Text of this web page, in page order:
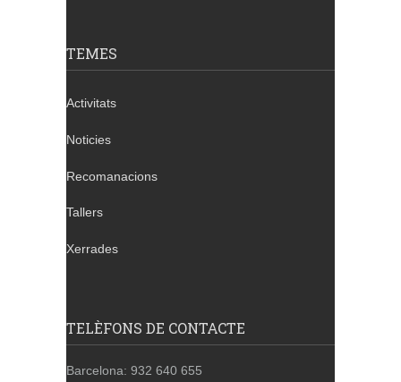
TEMES
Activitats
Noticies
Recomanacions
Tallers
Xerrades
TELÈFONS DE CONTACTE
Barcelona: 932 640 655